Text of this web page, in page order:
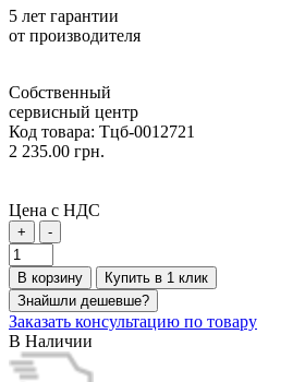
5 лет гарантии
от производителя
Собственный
сервисный центр
Код товара: Тцб-0012721
2 235.00 грн.
Цена с НДС
+ -
В корзину
Купить в 1 клик
Знайшли дешевше?
Заказать консультацию по товару
В Наличии